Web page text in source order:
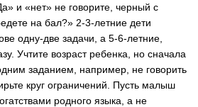
и «нет» не говорите, черный с
на бал?» 2-3-летние дети
одну-две задачи, а 5-6-летние,
Учтите возраст ребенка, но сначала
заданием, например, не говорить
круг ограничений. Пусть малыш
родного языка, а не